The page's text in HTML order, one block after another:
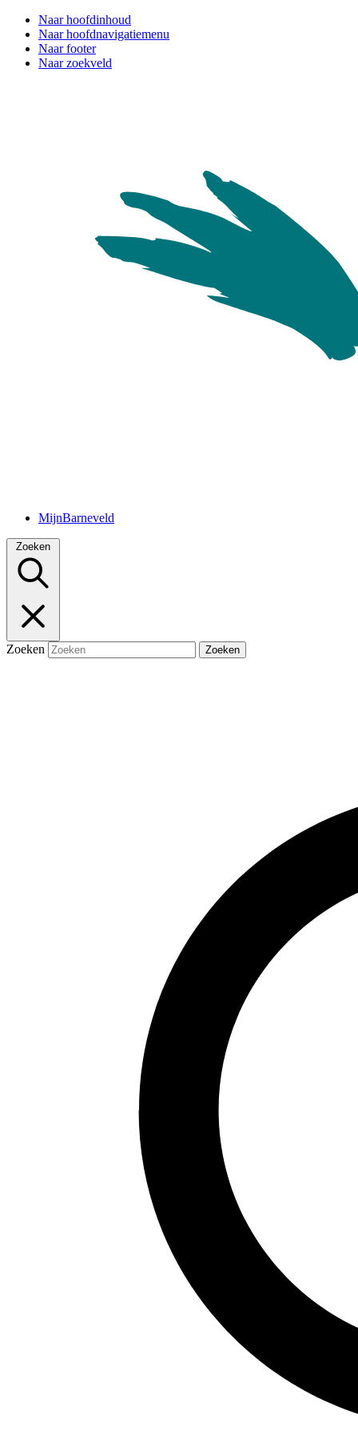
Naar hoofdinhoud
Naar hoofdnavigatiemenu
Naar footer
Naar zoekveld
MijnBarneveld
Zoeken
Zoeken Zoeken